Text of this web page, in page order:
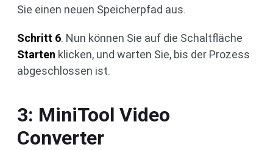
Sie einen neuen Speicherpfad aus.
Schritt 6. Nun können Sie auf die Schaltfläche
Starten klicken, und warten Sie, bis der Prozess
abgeschlossen ist.
3: MiniTool Video
Converter